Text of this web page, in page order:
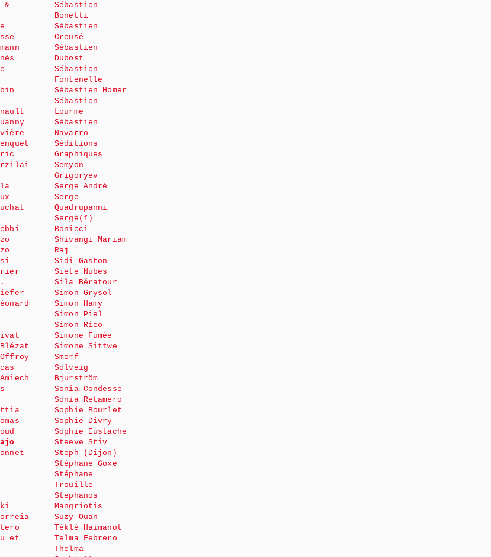
&
et
Sébastien
Bonetti
Sébastien
Creusé
Sébastien
Dubost
Sébastien
Fontenelle
Sébastien Homer
Sébastien
Lourme
Sébastien
Navarro
Séditions
Graphiques
Semyon
Grigoryev
Serge André
Serge
Quadrupanni
Serge(ï)
Bonicci
Shivangi Mariam
Raj
Sidi Gaston
Siete Nubes
Sila Bératour
Simon Grysol
Simon Hamy
Simon Piel
Simon Rico
Simone Fumée
Simone Sittwe
Smerf
Solveig
Bjurström
Sonia Condesse
Sonia Retamero
Sophie Bourlet
Sophie Divry
Sophie Eustache
Steeve Stiv
Steph (Dijon)
Stéphane Goxe
Stéphane
Trouille
Stephanos
Mangriotis
Suzy Ouan
Téklé Haimanot
Telma Febrero
Thelma